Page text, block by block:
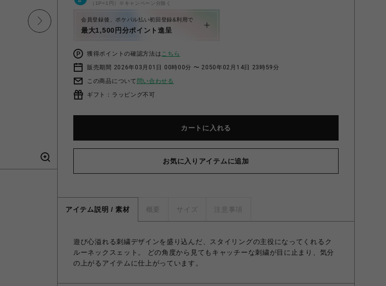
（1P=1円）※キャンペーン分除く
会員登録後、ポケパル払い初回登録&利用で
最大1,500円分ポイント進呈
獲得ポイントの確認方法はこちら
販売期間 2026年03月01日 00時00分 〜 2050年02月14日 23時59分
この商品について 問い合わせる
ギフト：ラッピング不可
カートに入れる
お気に入りアイテムに追加
アイテム説明 / 素材 概要 サイズ 注意事項
遊び心溢れる刺繍デザインを盛り込んだ、スタイリングの主役になってくれるク
ルーネックスェット。 どの角度から見てもキャッチーな刺繍が目に止まり、気分
の上がるアイテムに仕上がっています。